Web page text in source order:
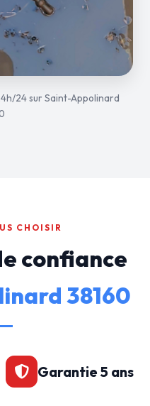
24 sur Saint-Appolinard
CHOISIR
confiance
38160
Garantie 5 ans